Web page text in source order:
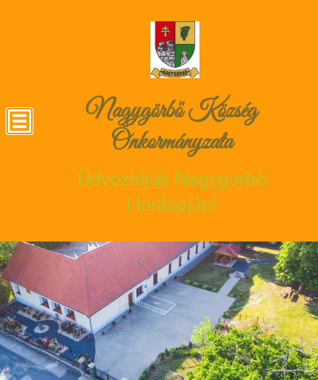
Nagygörbő Község
Önkormányzata
Üdvözöljük Nagygörbő
Honlapján!